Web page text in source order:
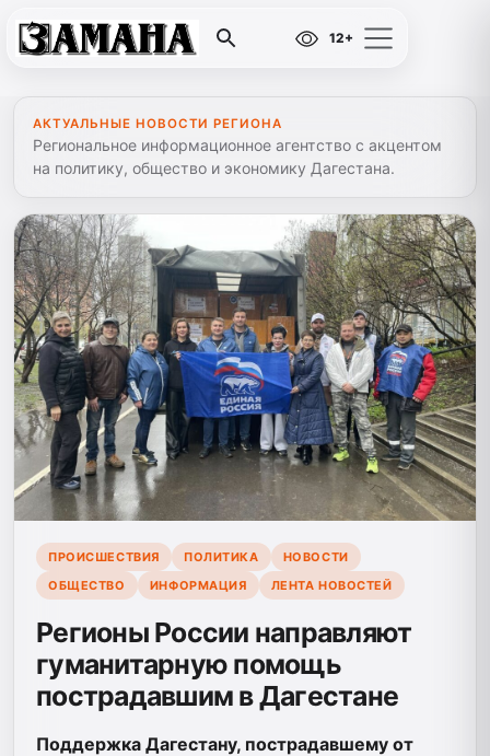
12+
АКТУАЛЬНЫЕ НОВОСТИ РЕГИОНА
Региональное информационное агентство с акцентом
на политику, общество и экономику Дагестана.
ПРОИСШЕСТВИЯ ПОЛИТИКА
НОВОСТИ
ОБЩЕСТВО
ИНФОРМАЦИЯ ЛЕНТА НОВОСТЕЙ
Регионы России направляют
гуманитарную помощь
пострадавшим в Дагестане
Поддержка Дагестану, пострадавшему от